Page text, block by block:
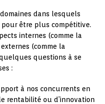
dans lesquels
pour être plus compétitive.
internes (comme la
(comme la
questions à se
:
à nos concurrents en
rentabilité ou d’innovation